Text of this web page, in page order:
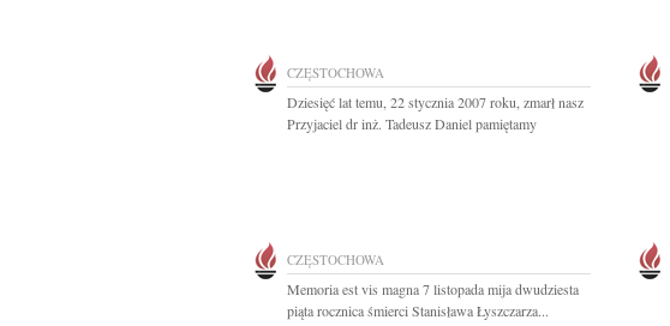
CZĘSTOCHOWA
Dziesięć lat temu, 22 stycznia 2007 roku, zmarł nasz
Przyjaciel dr inż. Tadeusz Daniel pamiętamy
CZĘSTOCHOWA
Memoria est vis magna 7 listopada mija dwudziesta
piąta rocznica śmierci Stanisława Łyszczarza...